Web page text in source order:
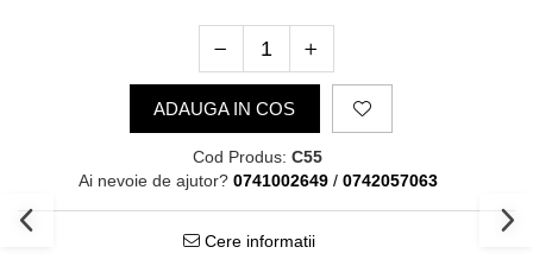
ADAUGA IN COS
Cod Produs: C55
Ai nevoie de ajutor? 0741002649 / 0742057063
Cere informatii